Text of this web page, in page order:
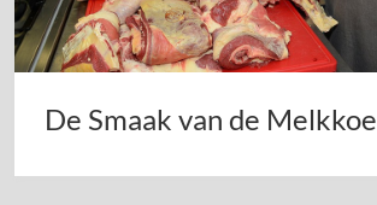
De Smaak van de Melkkoe